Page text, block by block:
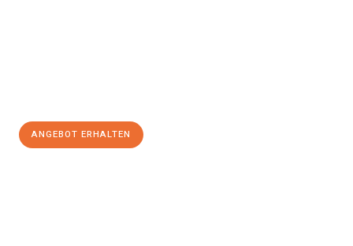
ANGEBOT ERHALTEN